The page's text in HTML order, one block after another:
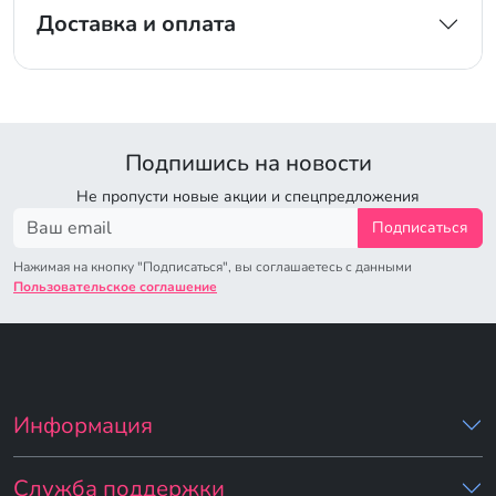
Доставка и оплата
Подпишись на новости
Не пропусти новые акции и спецпредложения
Подписаться
Нажимая на кнопку "Подписаться", вы соглашаетесь с данными
Пользовательское соглашение
Информация
Служба поддержки